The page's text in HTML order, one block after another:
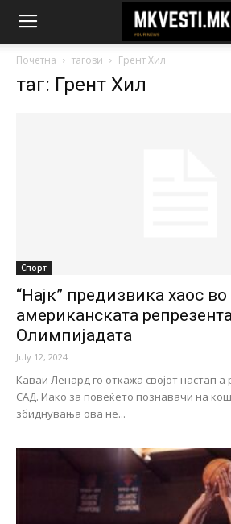
Почетна тагови Грент Хил
таг: Грент Хил
Спорт
“Најк” предизвика хаос во
американската
Олимпијадата
July 12, 2024
Каваи Ленард го откажа својот настап а
САД. Иако за повеќето познавачи на
збиднувања ова не...